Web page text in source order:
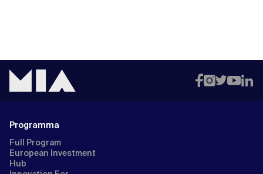
Programma
Full Program
European Investment
Hub